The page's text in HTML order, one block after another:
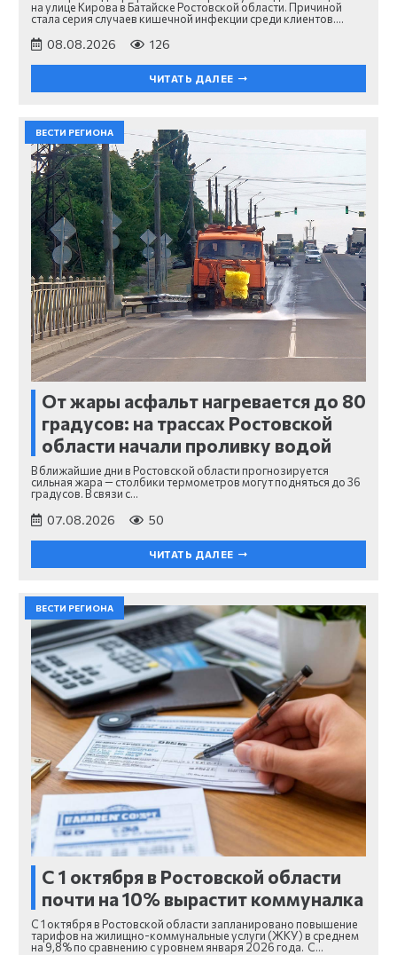
на улице Кирова в Батайске Ростовской области. Причиной
стала серия случаев кишечной инфекции среди клиентов.…
08.08.2026 126
ЧИТАТЬ ДАЛЕЕ
ВЕСТИ РЕГИОНА
От жары асфальт нагревается до 80
градусов: на трассах Ростовской
области начали проливку водой
В ближайшие дни в Ростовской области прогнозируется
сильная жара — столбики термометров могут подняться до 36
градусов. В связи с…
07.08.2026 50
ЧИТАТЬ ДАЛЕЕ
ВЕСТИ РЕГИОНА
С 1 октября в Ростовской области
почти на 10% вырастит коммуналка
С 1 октября в Ростовской области запланировано повышение
тарифов на жилищно-коммунальные услуги (ЖКУ) в среднем
на 9,8% по сравнению с уровнем января 2026 года. С…